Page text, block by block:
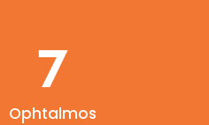
7
Ophtalmos